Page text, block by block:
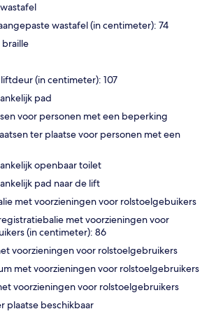
wastafel (in centimeter): 74
(in centimeter): 107
pad
voor personen met een beperking
ter plaatse voor personen met een
openbaar toilet
pad naar de lift
met voorzieningen voor rolstoelgebuikers
met voorzieningen voor
(in centimeter): 86
voorzieningen voor rolstoelgebruikers
met voorzieningen voor rolstoelgebruikers
voorzieningen voor rolstoelgebruikers
plaatse beschikbaar